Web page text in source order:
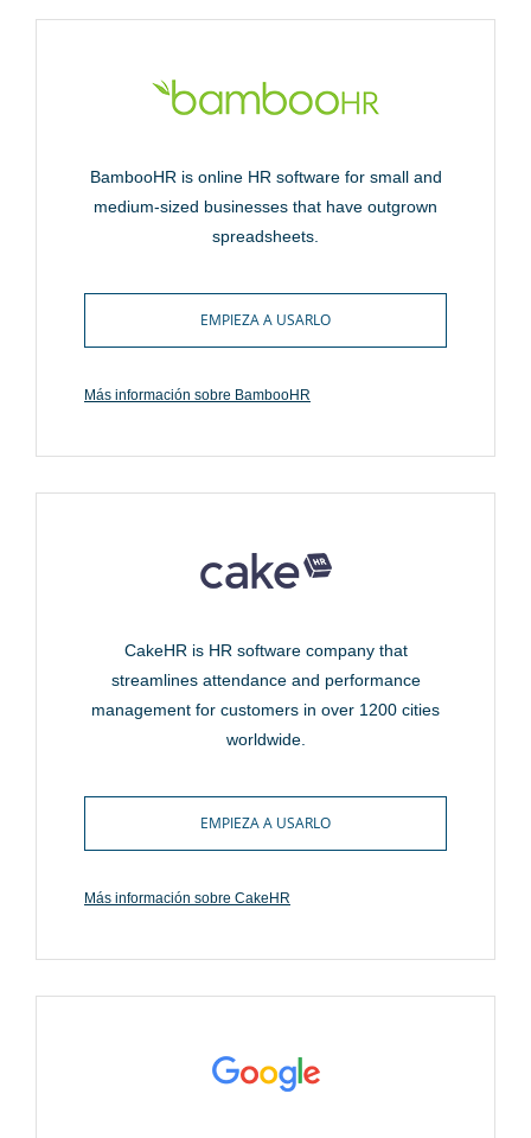
BambooHR is online HR software for small and
medium-sized businesses that have outgrown
spreadsheets.
EMPIEZA A USARLO
Más información sobre BambooHR
CakeHR is HR software company that
streamlines attendance and performance
management for customers in over 1200 cities
worldwide.
EMPIEZA A USARLO
Más información sobre CakeHR